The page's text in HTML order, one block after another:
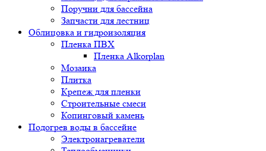
Поручни для бассейна
Запчасти для лестниц
Облицовка и гидроизоляция
Пленка ПВХ
Пленка Alkorplan
Мозаика
Плитка
Крепеж для пленки
Строительные смеси
Копинговый камень
Подогрев воды в бассейне
Электронагреватели